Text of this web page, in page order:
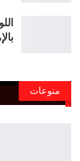
منوعات